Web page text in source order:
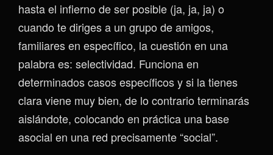
hasta el infierno de ser posible (ja, ja, ja) o
cuando te diriges a un grupo de amigos,
familiares en específico, la cuestión en una
palabra es: selectividad. Funciona en
determinados casos específicos y si la tienes
clara viene muy bien, de lo contrario terminarás
aislándote, colocando en práctica una base
asocial en una red precisamente “social”.